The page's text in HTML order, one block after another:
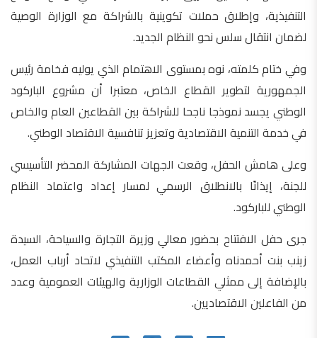
التنفيذية، وإطلاق حملات تكوينية بالشراكة مع الوزارة الوصية
لضمان انتقال سلس نحو النظام الجديد.
وفي ختام كلمته، نوه بمستوى الاهتمام الذي يوليه فخامة رئيس
الجمهورية لتطوير القطاع الخاص، معتبرا أن مشروع الباركود
الوطني يجسد نموذجا ناجحا للشراكة بين القطاعين العام والخاص
في خدمة التنمية الاقتصادية وتعزيز تنافسية الاقتصاد الوطني.
وعلى هامش الحفل، وقعت الجهات المشاركة المحضر التأسيسي
للجنة، إيذانًا بالانطلاق الرسمي لمسار إعداد واعتماد النظام
الوطني للباركود.
جرى حفل الافتتاح بحضور معالي وزيرة التجارة والسياحة، السيدة
زينب بنت أحمدناه وأعضاء المكتب التنفيذي لاتحاد أرباب العمل،
بالإضافة إلى ممثلي القطاعات الوزارية والهيئات العمومية وعدد
من الفاعلين الاقتصاديين.